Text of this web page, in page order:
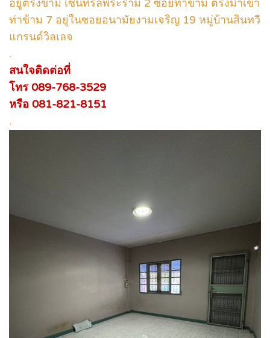
อยู่ตรงข้าม เซ็นทรัลพระราม 2 ซอยท่าข้าม ตรงมาเข้า
ท่าข้าม 7 อยู่ในซอยอนามัยงามเจริญ 19 หมู่บ้านสินทวี
แกรนด์วิลเลจ
.
สนใจติดต่อที่
โทร 089-768-3529
หรือ 081-821-8151
.